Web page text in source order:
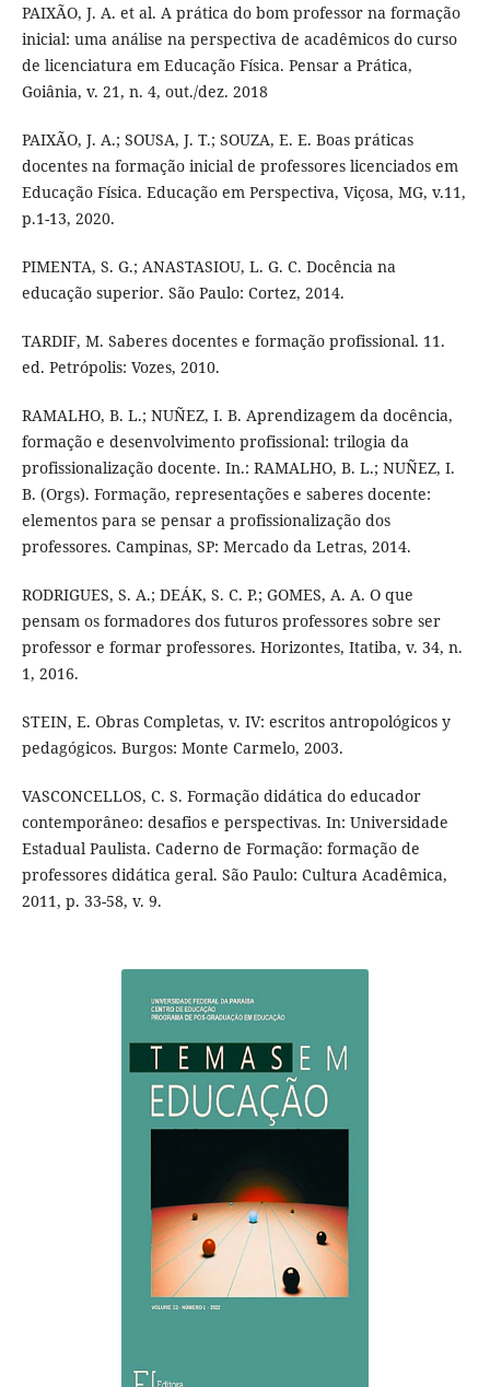
PAIXÃO, J. A. et al. A prática do bom professor na formação
inicial: uma análise na perspectiva de acadêmicos do curso
de licenciatura em Educação Física. Pensar a Prática,
Goiânia, v. 21, n. 4, out./dez. 2018
PAIXÃO, J. A.; SOUSA, J. T.; SOUZA, E. E. Boas práticas
docentes na formação inicial de professores licenciados em
Educação Física. Educação em Perspectiva, Viçosa, MG, v.11,
p.1-13, 2020.
PIMENTA, S. G.; ANASTASIOU, L. G. C. Docência na
educação superior. São Paulo: Cortez, 2014.
TARDIF, M. Saberes docentes e formação profissional. 11.
ed. Petrópolis: Vozes, 2010.
RAMALHO, B. L.; NUÑEZ, I. B. Aprendizagem da docência,
formação e desenvolvimento profissional: trilogia da
profissionalização docente. In.: RAMALHO, B. L.; NUÑEZ, I.
B. (Orgs). Formação, representações e saberes docente:
elementos para se pensar a profissionalização dos
professores. Campinas, SP: Mercado da Letras, 2014.
RODRIGUES, S. A.; DEÁK, S. C. P.; GOMES, A. A. O que
pensam os formadores dos futuros professores sobre ser
professor e formar professores. Horizontes, Itatiba, v. 34, n.
1, 2016.
STEIN, E. Obras Completas, v. IV: escritos antropológicos y
pedagógicos. Burgos: Monte Carmelo, 2003.
VASCONCELLOS, C. S. Formação didática do educador
contemporâneo: desafios e perspectivas. In: Universidade
Estadual Paulista. Caderno de Formação: formação de
professores didática geral. São Paulo: Cultura Acadêmica,
2011, p. 33-58, v. 9.